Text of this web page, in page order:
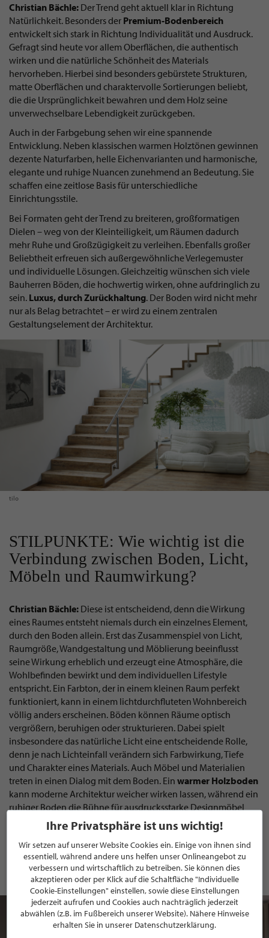
Christian Bächle: Der Trend geht aktuell klar in Richtung
Natürlichkeit. Besonders der Premium-Bodenbereich
entwickelt sich stark in Richtung Individualität und Ausdruck.
Gefragt sind heute vor allem Oberflächen, die authentisch
wirken und die natürliche Schönheit des Materials
hervorheben. Hierbei sind besonders gebürstete Strukturen,
matte Oberflächen und charaktervolle Sortierungen beliebt,
die die Ursprünglichkeit bewahren und dem Holz seine
unverwechselbare Lebendigkeit zurückgeben.
Auch in der Farbgebung sehen wir eine spannende
Entwicklung. Neben klassischen warmen Holztönen gewinnen
dezente Naturfarben, helle Eichenvarianten und harmonische,
elegante und ruhige Nuancen zunehmend an Bedeutung. Sie
schaffen eine zeitlose Basis für unterschiedliche
Einrichtungsstile.
Bei Formaten geht der Trend zu breiteren, großformatigen
Dielen – weg von der Kleinteiligkeit, um Räumen dadurch
mehr Ruhe und Großzügigkeit zu verleihen. Ebenfalls großer
Beliebtheit erfreuen sich außergewöhnliche Verlegemuster
und individuelle Lösungen. Gleichzeitig wünschen sich viele
Bauherren Böden, die hochwertig wirken, ohne aufdringlich zu
sein. Luxus, durch Zurückhaltung. Der Boden wird nicht mehr
nur als Belag betrachtet – er wird zu einem zentralen
Gestaltungselement der Architektur.
tilo
STILPUNKTE: Wie wichtig ist die
Verbindung zwischen Boden, Licht,
Möbeln und Raumwirkung?
Christian Bächle: Diese ist entscheidend, denn die Wirkung
eines Raumes entsteht niemals durch ein einzelnes Element,
durch den Boden allein. Erst das Zusammenspiel von Licht,
Raumgröße, Wandgestaltung und Möblierung beeinflusst
seine Wirkung erheblich und erzeugt eine Atmosphäre, die
Wohlbefinden bewirkt und dem individuellen Lifestyle
entspricht. Ein Farbton, der in einem kleinen Raum perfekt
funktioniert, kann in einem lichtdurchfluteten Wohnbereich
völlig anders erscheinen. Böden können Räume optisch
vergrößern, beruhigen oder strukturieren. Dabei spielt
insbesondere das natürliche Licht eine entscheidende Rolle,
denn je nach Lichteinfall verändern sich Farbwirkung, Tiefe
und Charakter eines Materials. Auch Möbel und Materialien
treten in einen Dialog mit dem Boden. Ein warmer Holzboden
kann moderne Architektur weicher wirken lassen, während ein
ruhiger Boden die Bühne für ausdrucksstarke Designmöbel
Deshalb betrachten wir bei derB+M HolzWelt
Böden immer
als Teil eines Gesamtkonzeptes. Die Kunst liegt darin, ein
harmonisches Gesamtbild zu schaffen – einen Raum, der nicht
gestaltet wirkt, sondern selbstverständlich und stimmig.
Ihre Privatsphäre ist uns wichtig!
Wir setzen auf unserer Website Cookies ein. Einige von ihnen sind
essentiell, während andere uns helfen unser Onlineangebot zu
verbessern und wirtschaftlich zu betreiben. Sie können dies
akzeptieren oder per Klick auf die Schaltfläche "Individuelle
Cookie-Einstellungen" einstellen, sowie diese Einstellungen
jederzeit aufrufen und Cookies auch nachträglich jederzeit
abwählen (z.B. im Fußbereich unserer Website). Nähere Hinweise
erhalten Sie in unserer Datenschutzerklärung.